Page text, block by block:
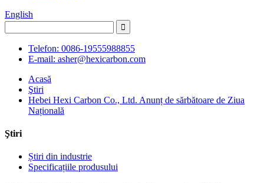
English
Telefon: 0086-19555988855
E-mail: asher@hexicarbon.com
Acasă
Ştiri
Hebei Hexi Carbon Co., Ltd. Anunț de sărbătoare de Ziua
Națională
Ştiri
Știri din industrie
Specificațiile produsului